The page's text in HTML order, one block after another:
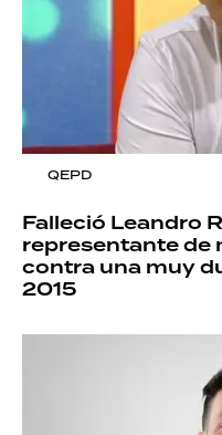
QEPD
Falleció Leandro
representante de
contra una muy
2015